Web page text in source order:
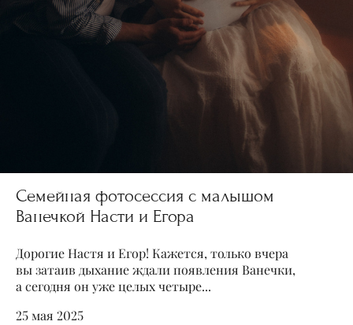
Семейная фотосессия с малышом
Ванечкой Насти и Егора
Дорогие Настя и Егор! Кажется, только вчера
вы затаив дыхание ждали появления Ванечки,
а сегодня он уже целых четыре...
25 мая 2025